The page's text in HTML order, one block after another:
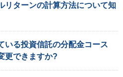
リターンの計算方法について知
いる投資信託の分配金コース
更できますか?